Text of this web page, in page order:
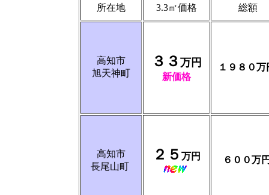
所在地 3.3㎡価格 総額
高知市
旭天神町
３３ 万円
新価格
１９８０万
高知市
長尾山町
２５ 万円 ６００万